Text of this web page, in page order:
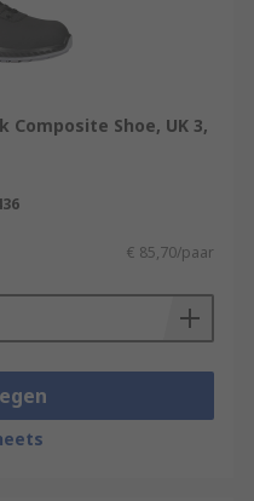
Composite Shoe, UK 3,
€ 85,70/paar